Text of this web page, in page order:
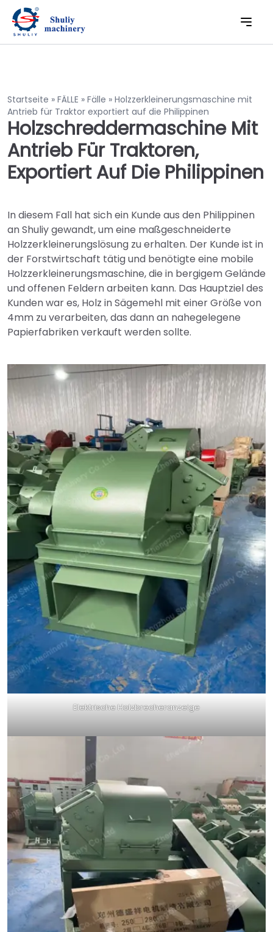
Startseite » FÄLLE » Fälle » Holzzerkleinerungsmaschine mit
Antrieb für Traktor exportiert auf die Philippinen
Holzschreddermaschine Mit
Antrieb Für Traktoren,
Exportiert Auf Die Philippinen
In diesem Fall hat sich ein Kunde aus den Philippinen
an Shuliy gewandt, um eine maßgeschneiderte
Holzzerkleinerungslösung zu erhalten. Der Kunde ist in
der Forstwirtschaft tätig und benötigte eine mobile
Holzzerkleinerungsmaschine, die in bergigem Gelände
und offenen Feldern arbeiten kann. Das Hauptziel des
Kunden war es, Holz in Sägemehl mit einer Größe von
4mm zu verarbeiten, das dann an nahegelegene
Papierfabriken verkauft werden sollte.
Elektrische Holzbrecheranzeige